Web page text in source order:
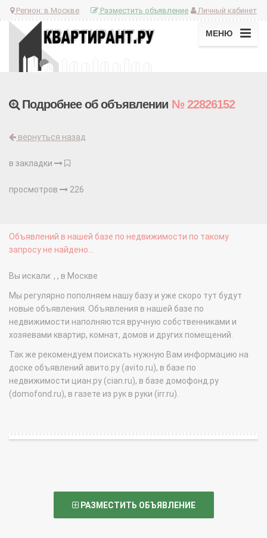
Регион: в Москве Личный кабинет
Разместить объявление
МЕНЮ
Подробнее об объявлении № 22826152
вернуться назад
в закладки
просмотров 226
Объявлений в нашей базе по недвижимости по такому
запросу не найдено...
Вы искали: , , в Москве
Мы регулярно пополняем нашу базу и уже скоро тут будут
новые объявления. Объявления в нашей базе по
недвижимости наполняются вручную собственниками и
хозяевами квартир, комнат, домов и других помещений.
Так же рекомендуем поискать нужную Вам информацию на
доске объявлений авито.ру (avito.ru), в базе по
недвижимости циан.ру (cian.ru), в базе домофонд.ру
(domofond.ru), в газете из рук в руки (irr.ru).
РАЗМЕСТИТЬ ОБЪЯВЛЕНИЕ